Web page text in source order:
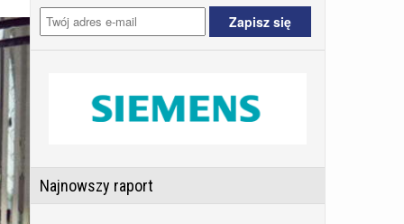
Najnowszy raport